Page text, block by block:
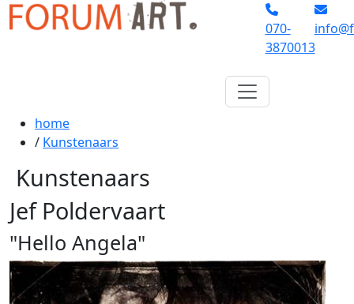
070-
3870013
home
/ Kunstenaars
Kunstenaars
Jef Poldervaart
"Hello Angela"